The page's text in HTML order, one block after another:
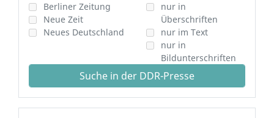
Berliner Zeitung
Neue Zeit
Neues Deutschland
nur in
Überschriften
nur im Text
nur in
Bildunterschriften
Suche in der DDR-Presse